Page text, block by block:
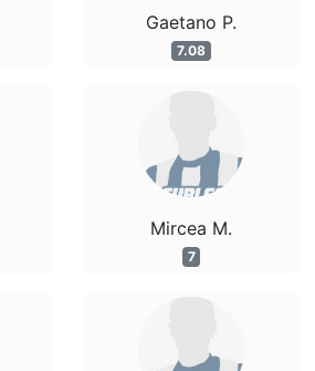
Gaetano P.
7.08
Mircea M.
7